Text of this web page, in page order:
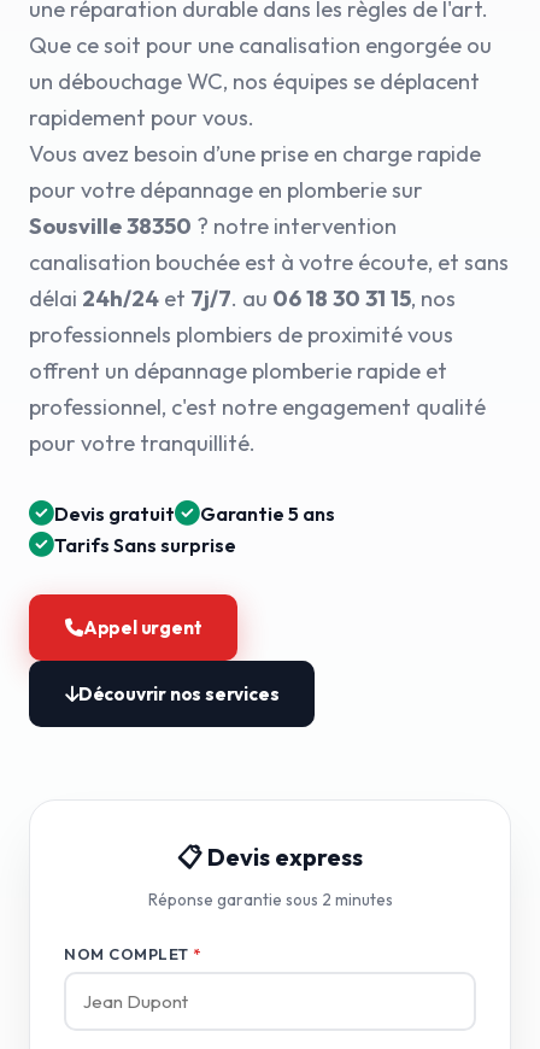
une réparation durable dans les règles de l'art.
Que ce soit pour une canalisation engorgée ou
un débouchage WC, nos équipes se déplacent
rapidement pour vous.
Vous avez besoin d’une prise en charge rapide
pour votre dépannage en plomberie sur
Sousville 38350 ? notre intervention
canalisation bouchée est à votre écoute, et sans
délai 24h/24 et 7j/7. au 06 18 30 31 15, nos
professionnels plombiers de proximité vous
offrent un dépannage plomberie rapide et
professionnel, c'est notre engagement qualité
pour votre tranquillité.
Devis gratuit
Garantie 5 ans
Tarifs Sans surprise
Appel urgent
Découvrir nos services
📋 Devis express
Réponse garantie sous 2 minutes
NOM COMPLET *